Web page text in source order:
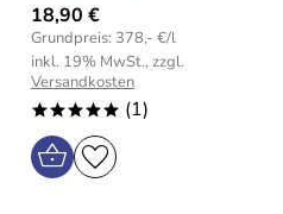
18,90 €
Grundpreis: 378,- €/l
inkl. 19% MwSt., zzgl.
Versandkosten
***** (1)